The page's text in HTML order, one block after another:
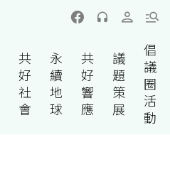
共
好
社
會
永
續
地
球
共
好
響
應
議
題
策
展
倡
議
圈
活
動